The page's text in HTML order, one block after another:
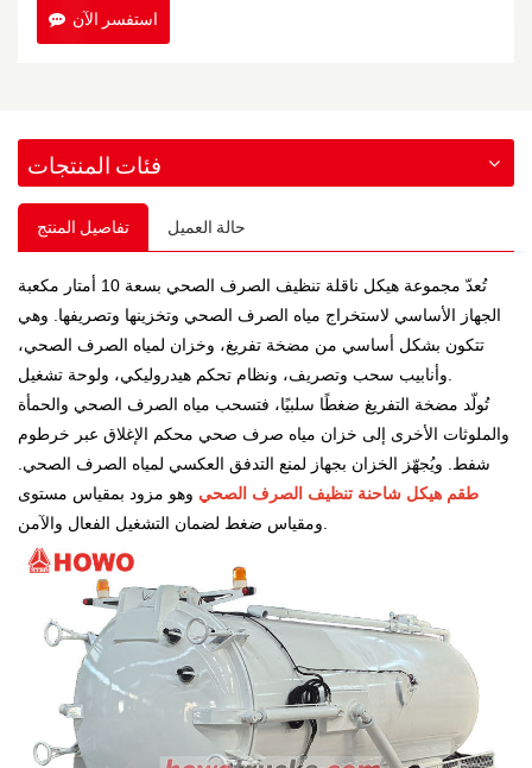
استفسر الآن
فئات المنتجات
تفاصيل المنتج حالة العميل
تُعدّ مجموعة هيكل ناقلة تنظيف الصرف الصحي بسعة 10 أمتار مكعبة
الجهاز الأساسي لاستخراج مياه الصرف الصحي وتخزينها وتصريفها. وهي
تتكون بشكل أساسي من مضخة تفريغ، وخزان لمياه الصرف الصحي،
تُولّد مضخة التفريغ ضغطًا سلبيًا، فتسحب مياه الصرف الصحي والحمأة
والملوثات الأخرى إلى خزان مياه صرف صحي محكم الإغلاق عبر خرطوم
شفط. ويُجهّز الخزان بجهاز لمنع التدفق العكسي لمياه الصرف الصحي.
طقم هيكل شاحنة تنظيف الصرف الصحي وهو مزود بمقياس مستوى